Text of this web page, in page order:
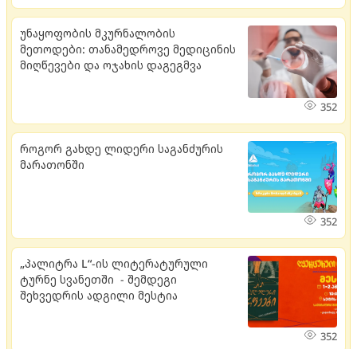
უნაყოფობის მკურნალობის
მეთოდები: თანამედროვე მედიცინის
მიღწევები და ოჯახის დაგეგმვა
352
როგორ გახდე ლიდერი საგანძურის
მარათონში
352
„პალიტრა L“-ის ლიტერატურული
ტურნე სვანეთში - შემდეგი
შეხვედრის ადგილი მესტია
352